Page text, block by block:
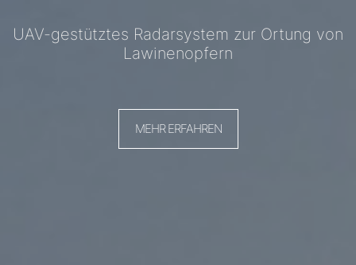
UAV-gestütztes Radarsystem zur Ortung von
Lawinenopfern
MEHR ERFAHREN